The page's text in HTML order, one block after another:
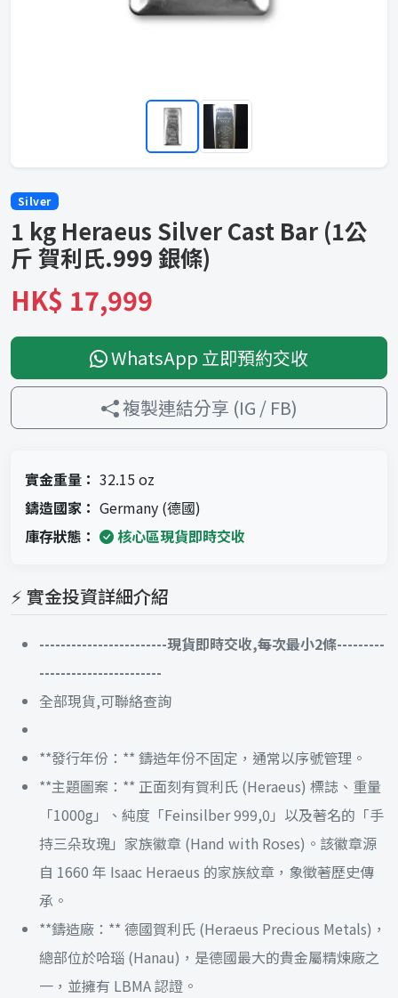
Silver
1 kg Heraeus Silver Cast Bar (1公
斤 賀利氏.999 銀條)
HK$ 17,999
WhatsApp 立即預約交收
複製連結分享 (IG / FB)
實金重量： 32.15 oz
鑄造國家： Germany (德國)
庫存狀態：
核心區現貨即時交收
⚡ 實金投資詳細介紹
------------------------現貨即時交收,每次最小2條---------
-----------------------
全部現貨,可聯絡查詢
**發行年份：** 鑄造年份不固定，通常以序號管理。
**主題圖案：** 正面刻有賀利氏 (Heraeus) 標誌、重量
「1000g」、純度「Feinsilber 999,0」以及著名的「手
持三朵玫瑰」家族徽章 (Hand with Roses)。該徽章源
自 1660 年 Isaac Heraeus 的家族紋章，象徵著歷史傳
承。
**鑄造廠：** 德國賀利氏 (Heraeus Precious Metals)，
總部位於哈瑙 (Hanau)，是德國最大的貴金屬精煉廠之
一，並擁有 LBMA 認證。